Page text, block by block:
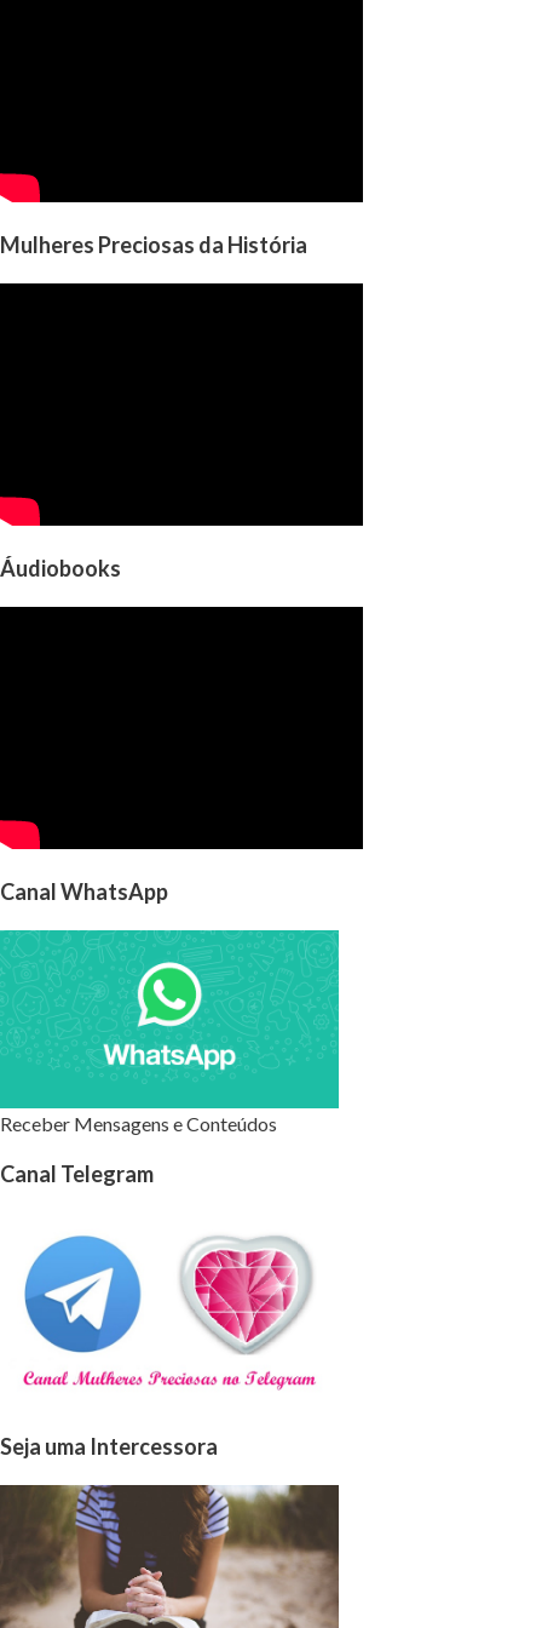
Mulheres Preciosas da História
Áudiobooks
Canal WhatsApp
Receber Mensagens e Conteúdos
Canal Telegram
Seja uma Intercessora